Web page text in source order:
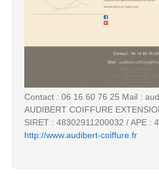
Contact : 06 16 60 76 25 Mail :
AUDIBERT COIFFURE
SIRET : 48302911200032 / APE :
http://www.audibert-coiffure.fr